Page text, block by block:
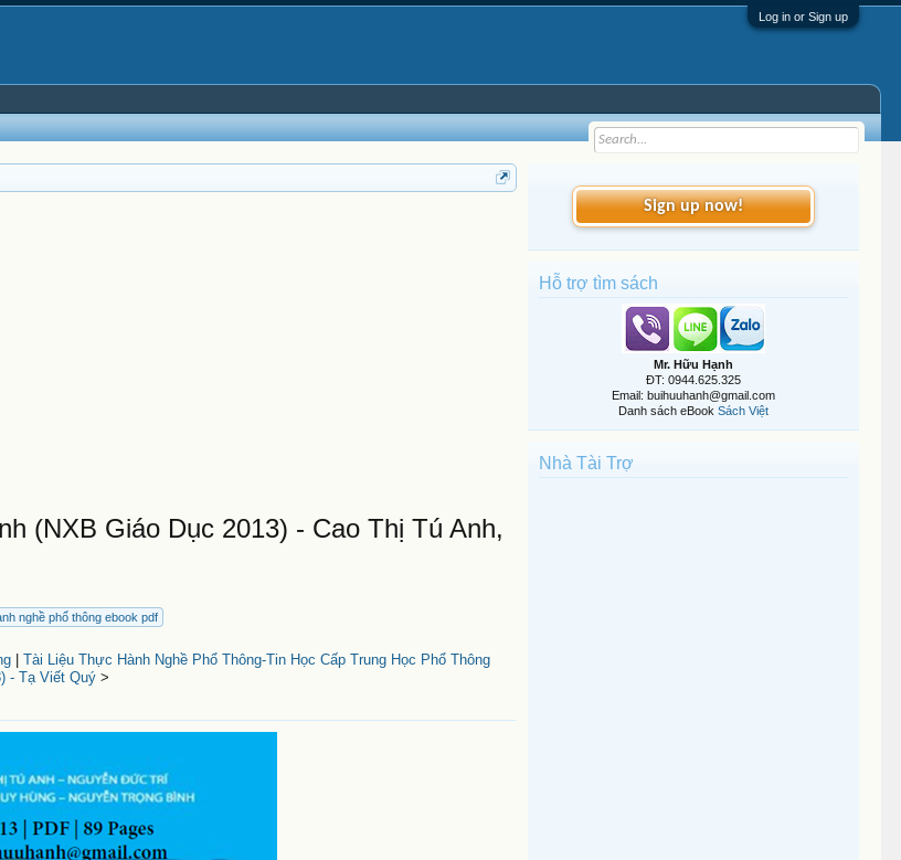
Log in or Sign up
(NXB Giáo Dục 2013) - Cao Thị Tú Anh,
nghề phổ thông ebook pdf
| Tài Liệu Thực Hành Nghề Phổ Thông-Tin Học Cấp Trung Học Phổ Thông
- Tạ Viết Quý>
Sign up now!
Hỗ trợ tìm sách
Mr. Hữu Hạnh
ĐT: 0944.625.325
Email: buihuuhanh@gmail.com
Danh sách eBook Sách Việt
Nhà Tài Trợ